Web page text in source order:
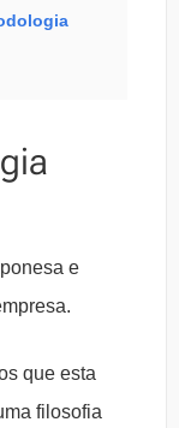
e
que esta
filosofia